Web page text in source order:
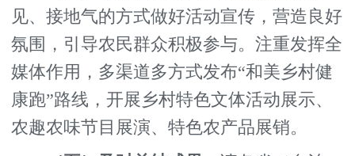
见、接地气的方式做好活动宣传，营造良好
氛围，引导农民群众积极参与。注重发挥全
媒体作用，多渠道多方式发布“和美乡村健
康跑”路线，开展乡村特色文体活动展示、
农趣农味节目展演、特色农产品展销。